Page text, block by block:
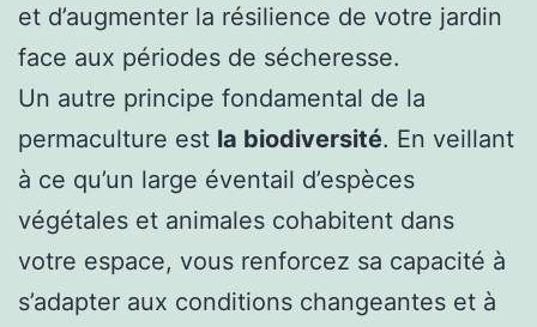
et d’augmenter la résilience de votre jardin
face aux périodes de sécheresse.
Un autre principe fondamental de la
permaculture est la biodiversité. En veillant
à ce qu’un large éventail d’espèces
végétales et animales cohabitent dans
votre espace, vous renforcez sa capacité à
s’adapter aux conditions changeantes et à